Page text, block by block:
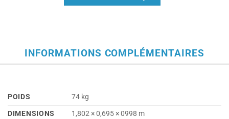
INFORMATIONS COMPLÉMENTAIRES
POIDS
74 kg
DIMENSIONS
1,802 × 0,695 × 0998 m